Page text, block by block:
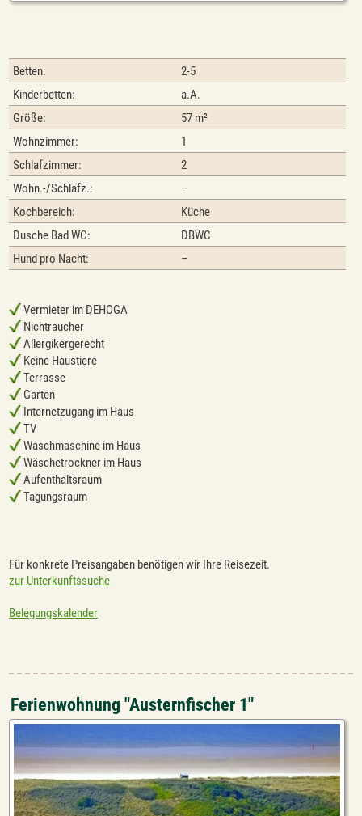
Betten:
2-5
Kinderbetten:
a.A.
Größe:
57 m²
Wohnzimmer:
1
Schlafzimmer:
2
Wohn.-/Schlafz.:
–
Kochbereich:
Küche
Dusche Bad WC:
DBWC
Hund pro Nacht:
–
Vermieter im DEHOGA
Nichtraucher
Allergikergerecht
Keine Haustiere
Terrasse
Garten
Internetzugang im Haus
TV
Waschmaschine im Haus
Wäschetrockner im Haus
Aufenthaltsraum
Tagungsraum
Für konkrete Preisangaben benötigen wir Ihre Reisezeit.
zur Unterkunftssuche
Belegungskalender
Ferienwohnung "Austernfischer 1"